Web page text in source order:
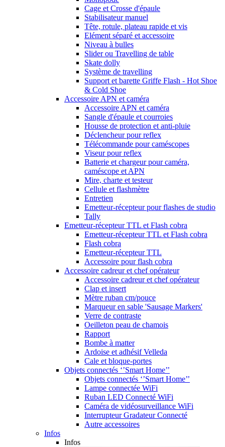
Cage et Crosse d'épaule
Stabilisateur manuel
Tête, rotule, plateau rapide et vis
Elément séparé et accessoire
Niveau à bulles
Slider ou Travelling de table
Skate dolly
Système de travelling
Support et barette Griffe Flash - Hot Shoe
& Cold Shoe
Accessoire APN et caméra
Accessoire APN et caméra
Sangle d'épaule et courroies
Housse de protection et anti-pluie
Déclencheur pour reflex
Télécommande pour caméscopes
Viseur pour reflex
Batterie et chargeur pour caméra,
caméscope et APN
Mire, charte et testeur
Cellule et flashmètre
Entretien
Emetteur-récepteur pour flashes de studio
Tally
Emetteur-récepteur TTL et Flash cobra
Emetteur-récepteur TTL et Flash cobra
Flash cobra
Emetteur-récepteur TTL
Accessoire pour flash cobra
Accessoire cadreur et chef opérateur
Accessoire cadreur et chef opérateur
Clap et insert
Mètre ruban cm/pouce
Marqueur en sable 'Sausage Markers'
Verre de contraste
Oeilleton peau de chamois
Rapport
Bombe à matter
Ardoise et adhésif Velleda
Cale et bloque-portes
Objets connectés ‘’Smart Home’’
Objets connectés ‘’Smart Home’’
Lampe connectée WiFi
Ruban LED Connecté WiFi
Caméra de vidéosurveillance WiFi
Interrupteur Gradateur Connecté
Autre accessoires
Infos
Infos